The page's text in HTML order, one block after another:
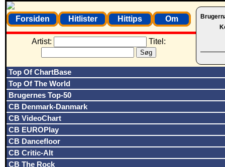
Forsiden Hitlister Hittips Om
Artist: Titel:
Top Of ChartBase
Top Of The World
Brugernes Top-50
CB Denmark-Danmark
CB VideoChart
CB EUROPlay
CB Dancefloor
CB Critic-Alt
CB The Rock